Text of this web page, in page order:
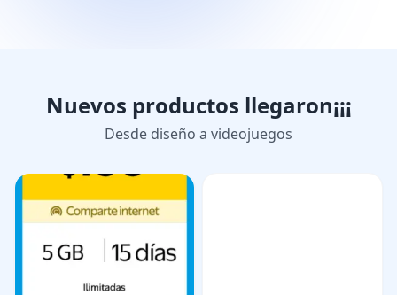
Nuevos productos llegaron¡¡¡
Desde diseño a videojuegos